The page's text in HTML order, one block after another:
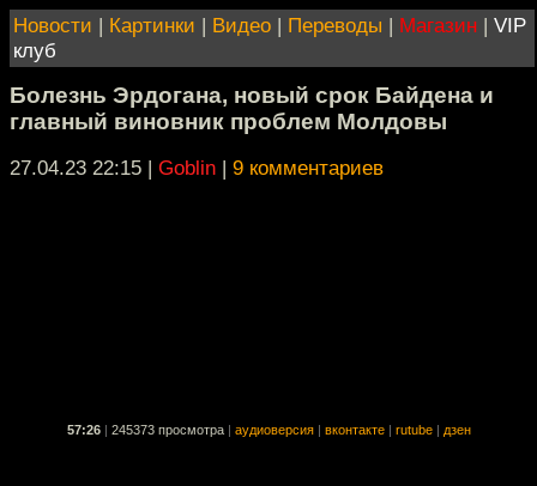
Новости | Картинки | Видео | Переводы | Магазин | VIP
клуб
Болезнь Эрдогана, новый срок Байдена и
главный виновник проблем Молдовы
27.04.23 22:15 | Goblin | 9 комментариев
57:26 245373 просмотра аудиоверсия вконтакте rutube дзен